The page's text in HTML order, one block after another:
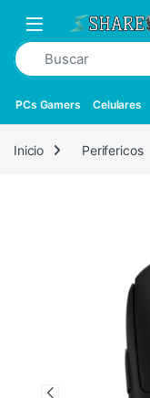
PCs Gamers Celulares
Inicio Perifericos